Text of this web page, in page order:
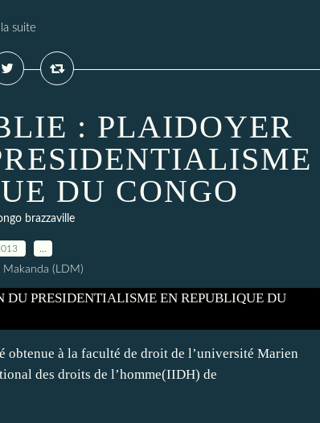
suite
: PLAIDOYER
DU CONGO
brazzaville
Makanda (LDM)
à la faculté de droit de l’université Marien
des droits de l’homme(IIDH) de